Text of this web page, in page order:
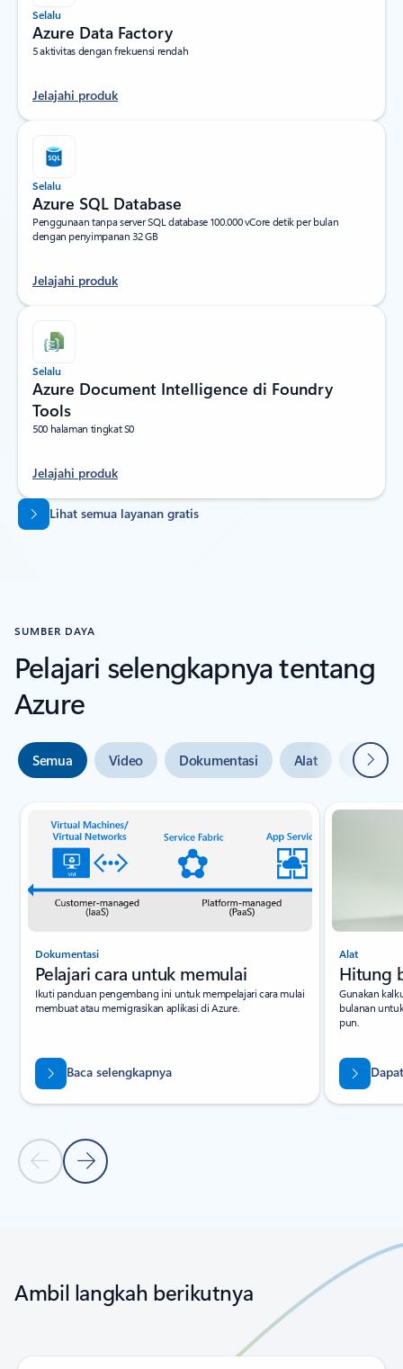
Selalu
Azure Data Factory
5 aktivitas dengan frekuensi rendah
Jelajahi produk
Selalu
Azure SQL Database
Penggunaan tanpa server SQL database 100.000 vCore detik per bulan
dengan penyimpanan 32 GB
Jelajahi produk
Selalu
Azure Document Intelligence di Foundry
Tools
500 halaman tingkat S0
Jelajahi produk
Kembali ke tab
Lihat semua layanan gratis
SUMBER DAYA
Pelajari selengkapnya tentang
Azure
Semua Video Dokumentasi Alat
Slide {0} {1} indikator
Slide Sebelumnya
Slide Berikutnya
Dokumentasi
Pelajari cara untuk memulai
Ikuti panduan pengembang ini untuk mempelajari cara mulai
membuat atau memigrasikan aplikasi di Azure.
Baca selengkapnya
Alat
Hitung
Gunakan
bulanan
pun.
Ambil langkah berikutnya